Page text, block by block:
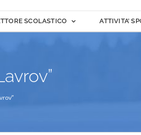
SCOLASTICO ATTIVITA’